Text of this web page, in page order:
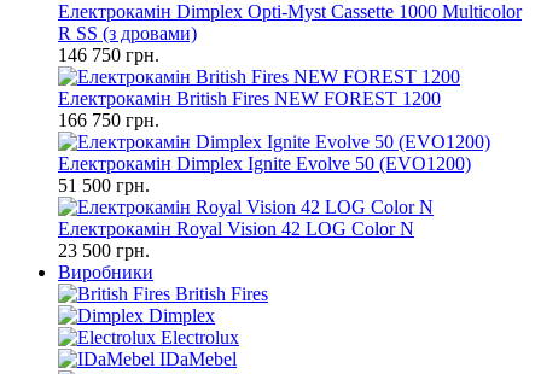
Електрокамін Dimplex Opti-Myst Cassette 1000 Multicolor
R SS (з дровами)
146 750 грн.
Електрокамін British Fires NEW FOREST 1200
166 750 грн.
Електрокамін Dimplex Ignite Evolve 50 (EVO1200)
51 500 грн.
Електрокамін Royal Vision 42 LOG Color N
23 500 грн.
Виробники
British Fires
Dimplex
Electrolux
IDaMebel